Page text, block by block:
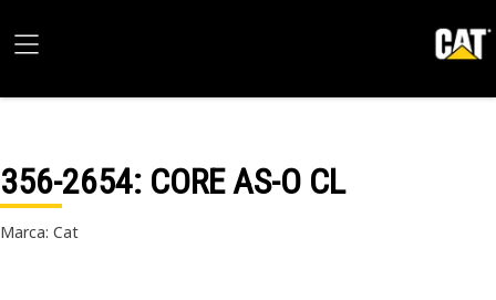
356-2654: CORE AS-O CL
Marca: Cat